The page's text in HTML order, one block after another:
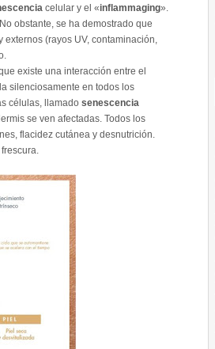
celular y el «inflammaging».
obstante, se ha demostrado que
externos (rayos UV, contaminación,
existe una interacción entre el
silenciosamente en todos los
células, llamado senescencia
se ven afectadas. Todos los
flacidez cutánea y desnutrición.